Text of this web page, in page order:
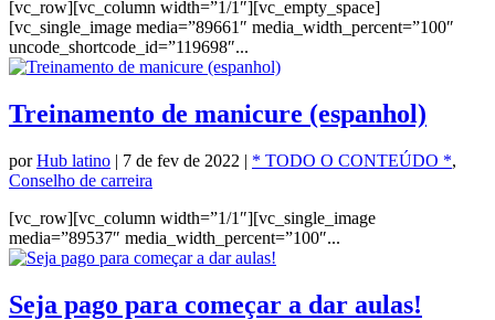
[vc_row][vc_column width=”1/1″][vc_empty_space]
[vc_single_image media=”89661″ media_width_percent=”100″
uncode_shortcode_id=”119698″...
Treinamento de manicure (espanhol)
porHub latino | 7 de fev de 2022 | * TODO O CONTEÚDO *,
Conselho de carreira
[vc_row][vc_column width=”1/1″][vc_single_image
media=”89537″ media_width_percent=”100″...
Seja pago para começar a dar aulas!